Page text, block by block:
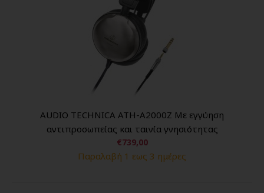
AUDIO TECHNICA ATH-A2000Z Με εγγύηση
αντιπροσωπείας και ταινία γνησιότητας
€739,00
Παραλαβή 1 εως 3 ημέρες